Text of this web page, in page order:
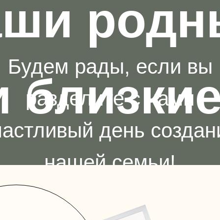
Будем рады, если вы
разделите с нами
день
нашей семьи!